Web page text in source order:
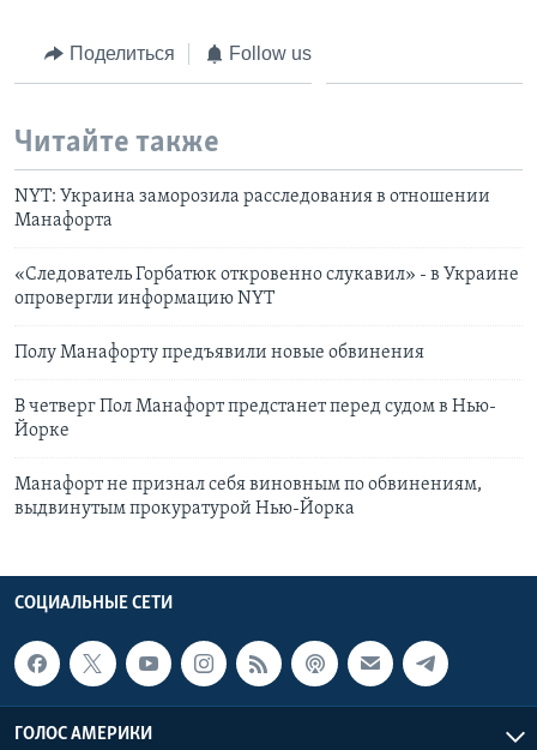
Поделиться Follow us
Читайте также
NYT: Украина заморозила расследования в отношении
Манафорта
«Следователь Горбатюк откровенно слукавил» - в Украине
опровергли информацию NYT
Полу Манафорту предъявили новые обвинения
В четверг Пол Манафорт предстанет перед судом в Нью-
Йорке
Манафорт не признал себя виновным по обвинениям,
выдвинутым прокуратурой Нью-Йорка
СОЦИАЛЬНЫЕ СЕТИ
ГОЛОС АМЕРИКИ